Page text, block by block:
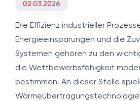
02.03.2026
Die Effizienz industrieller
Energieeinsparungen und die
Systemen gehören zu den
die Wettbewerbsfähigkeit
bestimmen. An dieser Stelle